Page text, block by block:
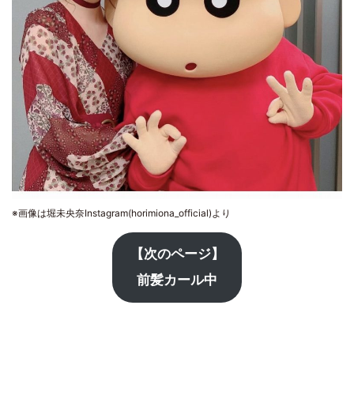
※画像は堀未央奈Instagram(horimiona_official)より
【次のページ】
前髪カール中